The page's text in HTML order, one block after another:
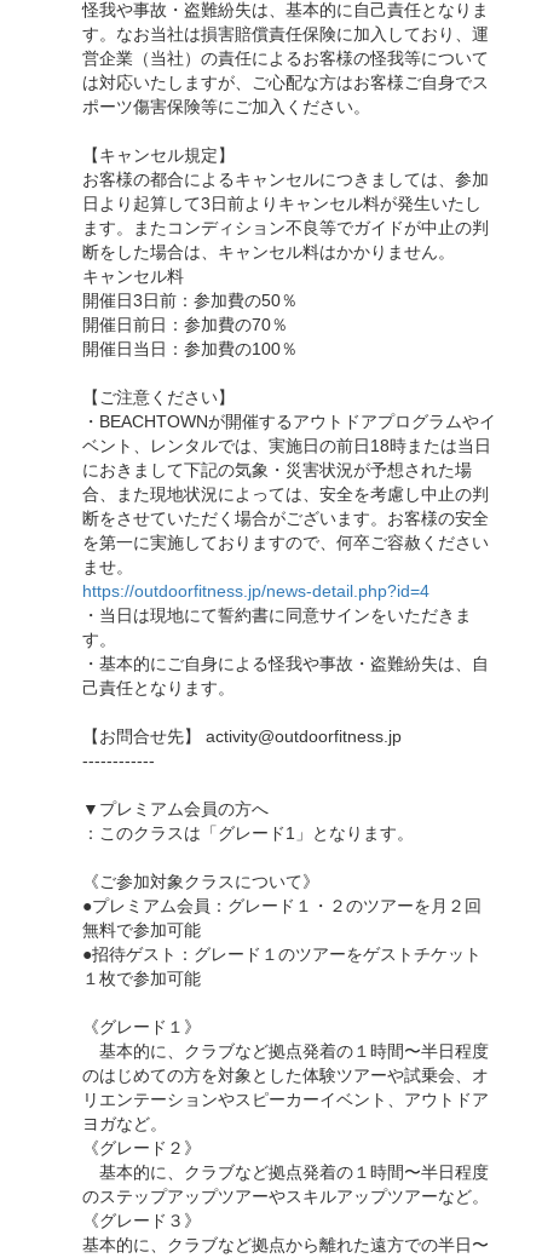
怪我や事故・盗難紛失は、基本的に自己責任となりま
す。なお当社は損害賠償責任保険に加入しており、運
営企業（当社）の責任によるお客様の怪我等について
は対応いたしますが、ご心配な方はお客様ご自身でス
ポーツ傷害保険等にご加入ください。
【キャンセル規定】
お客様の都合によるキャンセルにつきましては、参加
日より起算して3日前よりキャンセル料が発生いたし
ます。またコンディション不良等でガイドが中止の判
断をした場合は、キャンセル料はかかりません。
キャンセル料
開催日3日前：参加費の50％
開催日前日：参加費の70％
開催日当日：参加費の100％
【ご注意ください】
・BEACHTOWNが開催するアウトドアプログラムやイ
ベント、レンタルでは、実施日の前日18時または当日
におきまして下記の気象・災害状況が予想された場
合、また現地状況によっては、安全を考慮し中止の判
断をさせていただく場合がございます。お客様の安全
を第一に実施しておりますので、何卒ご容赦ください
ませ。
https://outdoorfitness.jp/news-detail.php?id=4
・当日は現地にて誓約書に同意サインをいただきま
す。
・基本的にご自身による怪我や事故・盗難紛失は、自
己責任となります。
【お問合せ先】 activity@outdoorfitness.jp
------------
▼プレミアム会員の方へ
：このクラスは「グレード1」となります。
《ご参加対象クラスについて》
●プレミアム会員：グレード１・２のツアーを月２回
無料で参加可能
●招待ゲスト：グレード１のツアーをゲストチケット
１枚で参加可能
《グレード１》
基本的に、クラブなど拠点発着の１時間〜半日程度
のはじめての方を対象とした体験ツアーや試乗会、オ
リエンテーションやスピーカーイベント、アウトドア
ヨガなど。
《グレード２》
基本的に、クラブなど拠点発着の１時間〜半日程度
のステップアップツアーやスキルアップツアーなど。
《グレード３》
基本的に、クラブなど拠点から離れた遠方での半日〜